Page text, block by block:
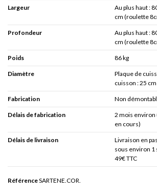
Largeur
Au plus haut :
cm (roulette
Profondeur
Au plus haut :
cm (roulette
Poids 86 kg
Diamètre
Plaque de
cuisson : 25 cm
Fabrication Non
Délais de fabrication
2 mois environ
en cours)
Délais de livraison
Livraison en
sous environ 1
49€ TTC
RéférenceSARTENE.COR.